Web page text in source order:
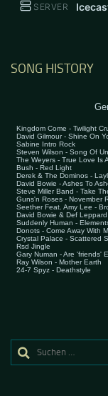
SERVER
SONG HISTORY
Suchen